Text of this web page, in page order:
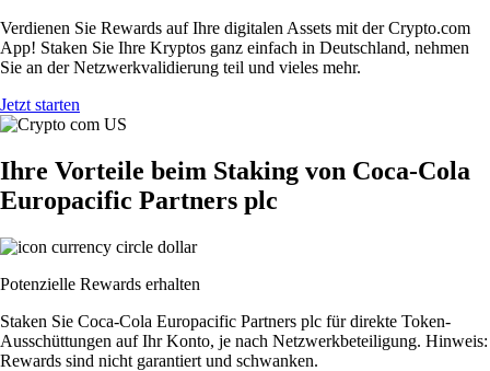
Verdienen Sie Rewards auf Ihre digitalen Assets mit der Crypto.com
App! Staken Sie Ihre Kryptos ganz einfach in Deutschland, nehmen
Sie an der Netzwerkvalidierung teil und vieles mehr.
Jetzt starten
Ihre Vorteile beim Staking von Coca-Cola
Europacific Partners plc
Potenzielle Rewards erhalten
Staken Sie Coca-Cola Europacific Partners plc für direkte Token-
Ausschüttungen auf Ihr Konto, je nach Netzwerkbeteiligung. Hinweis:
Rewards sind nicht garantiert und schwanken.